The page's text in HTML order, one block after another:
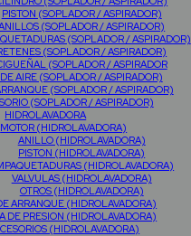
PISTON (SOPLADOR / ASPIRADOR)
(SOPLADOR / ASPIRADOR)
(SOPLADOR / ASPIRADOR)
(SOPLADOR / ASPIRADOR)
(SOPLADOR / ASPIRADOR
AIRE (SOPLADOR / ASPIRADOR)
(SOPLADOR / ASPIRADOR)
(SOPLADOR / ASPIRADOR)
HIDROLAVADORA
MOTOR (HIDROLAVADORA)
ANILLO (HIDROLAVADORA)
PISTON (HIDROLAVADORA)
(HIDROLAVADORA)
VALVULAS (HIDROLAVADORA)
OTROS (HIDROLAVADORA)
ARRANQUE (HIDROLAVADORA)
DE PRESION (HIDROLAVADORA)
(HIDROLAVADORA)